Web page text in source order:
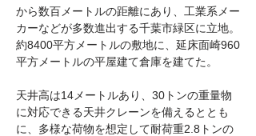
から数百メートルの距離にあり、工業系メー
カーなどが多数進出する千葉市緑区に立地。
約8400平方メートルの敷地に、延床面崎960
平方メートルの平屋建て倉庫を建てた。
天井高は14メートルあり、30トンの重量物
に対応できる天井クレーンを備えるととも
に、多様な荷物を想定して耐荷重2.8トンの